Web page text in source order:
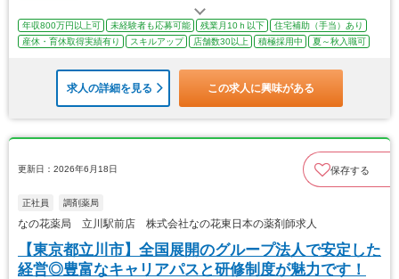
年収800万円以上可 未経験者も応募可能 残業月10ｈ以下
住宅補助（手当）あり
産休・育休取得実績有り
スキルアップ 店舗数30以上 積極採用中 夏～秋入職可
求人の詳細を見る この求人に興味がある
更新日：2026年6月18日 保存する
正社員 調剤薬局
なの花薬局 立川駅前店 株式会社なの花東日本の薬剤師求人
【東京都立川市】全国展開のグループ法人で安定した
経営◎豊富なキャリアパスと研修制度が魅力です！